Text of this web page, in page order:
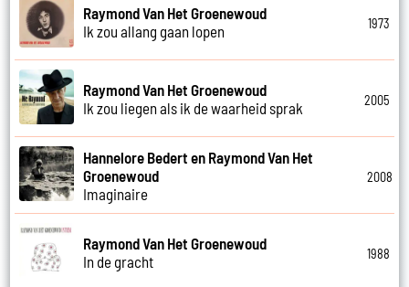
Raymond Van Het Groenewoud
Ik zou allang gaan lopen
1973
Raymond Van Het Groenewoud
Ik zou liegen als ik de waarheid sprak
2005
Hannelore Bedert en Raymond Van Het
Groenewoud
Imaginaire
2008
Raymond Van Het Groenewoud
In de gracht
1988